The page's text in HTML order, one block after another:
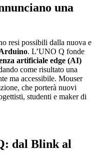
una
resi possibili dalla nuova e
. L’UNO Q fonde
artificiale edge (AI)
come risultato una
ma accessibile. Mouser
che porterà nuovi
studenti e maker di
dal Blink al